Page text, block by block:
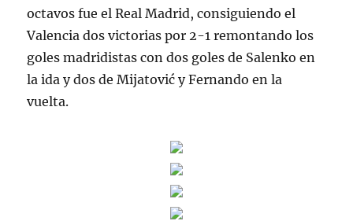
octavos fue el Real Madrid, consiguiendo el
Valencia dos victorias por 2-1 remontando los
goles madridistas con dos goles de Salenko en
la ida y dos de Mijatović y Fernando en la
vuelta.